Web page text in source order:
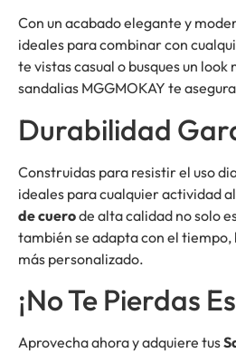
Con un acabado elegante y
ideales para combinar con
te vistas casual o busques un look
sandalias MGGMOKAY te
Durabilidad
Construidas para resistir el uso
ideales para cualquier actividad
de cuerode alta calidad no solo
también se adapta con el tiempo,
más personalizado.
¡No Te Pierdas
Aprovecha ahora y adquiere tus